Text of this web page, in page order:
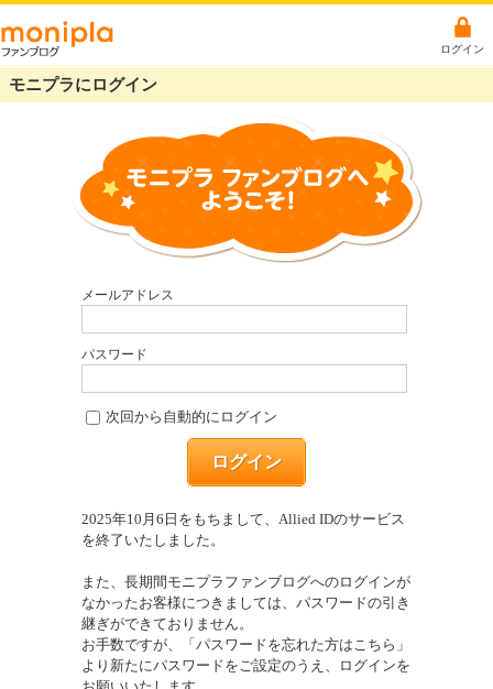
ログイン
モニプラにログイン
メールアドレス
パスワード
次回から自動的にログイン
ログイン
2025年10月6日をもちまして、Allied IDのサービス
を終了いたしました。
また、長期間モニプラファンブログへのログインが
なかったお客様につきましては、パスワードの引き
継ぎができておりません。
お手数ですが、「パスワードを忘れた方はこちら」
より新たにパスワードをご設定のうえ、ログインを